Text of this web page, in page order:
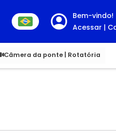
Bem-vindo!
Acessar |
Câmera da ponte | Rotatória